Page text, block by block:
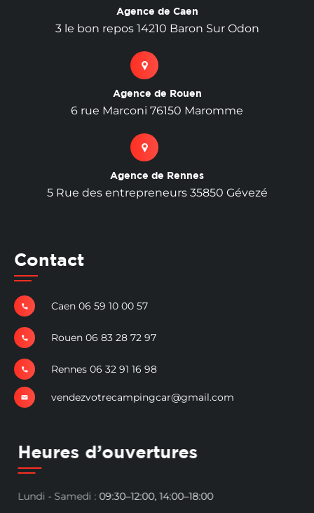
Agence de Caen
3 le bon repos 14210 Baron Sur Odon
Agence de Rouen
6 rue Marconi 76150 Maromme
Agence de Rennes
5 Rue des entrepreneurs 35850 Gévezé
Contact
Caen 06 59 10 00 57
Rouen 06 83 28 72 97
Rennes 06 32 91 16 98
vendezvotrecampingcar@gmail.com
Heures d’ouvertures
Lundi - Samedi :09:30–12:00, 14:00–18:00